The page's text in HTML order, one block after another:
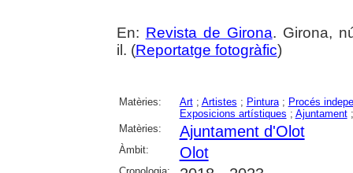
En: Revista de Girona. Girona,
il. (Reportatge fotogràfic)
Matèries: Art; Artistes ; Pintura; Procés
Exposicions artístiques ; Ajuntament
Matèries:
Ajuntament d'Olot
Àmbit: Olot